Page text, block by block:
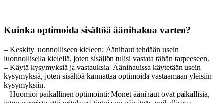
Kuinka optimoida sisältöä äänihakua varten?
– Keskity luonnolliseen kieleen: Äänihaut tehdään usein
luonnollisella kielellä, joten sisällön tulisi vastata tähän tarpeeseen.
– Käytä kysymyksiä ja vastauksia: Äänihauissa käytetään usein
kysymyksiä, joten sisältöä kannattaa optimoida vastaamaan yleisiin
kysymyksiin.
– Huomioi paikallinen optimointi: Monet äänihaut ovat paikallisia,